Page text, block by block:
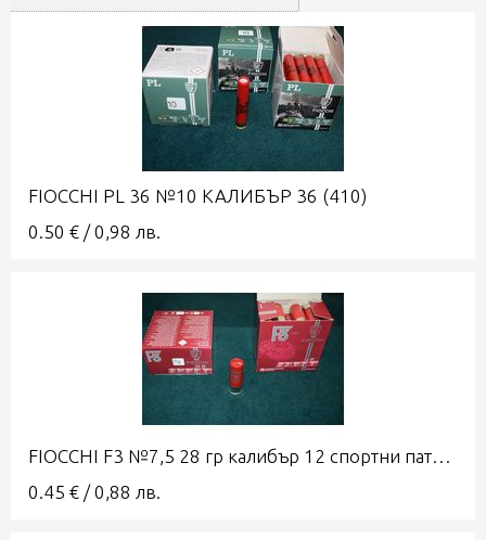
FIOCCHI PL 36 №10 КАЛИБЪР 36 (410)
0.50 € / 0,98 лв.
0.45 € / 0,88 лв.